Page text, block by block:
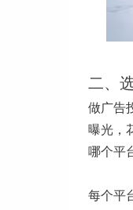
二、
做广告
曝光，
哪个平
每个平